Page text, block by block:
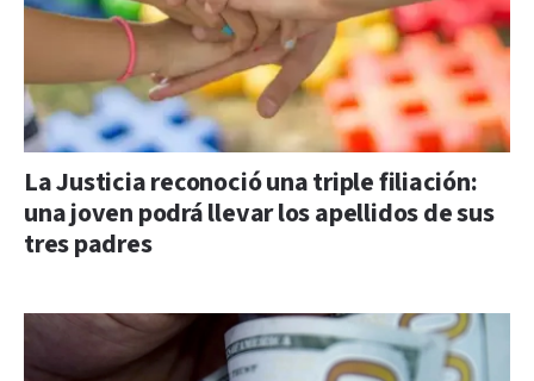
La Justicia reconoció una triple filiación:
una joven podrá llevar los apellidos de sus
tres padres